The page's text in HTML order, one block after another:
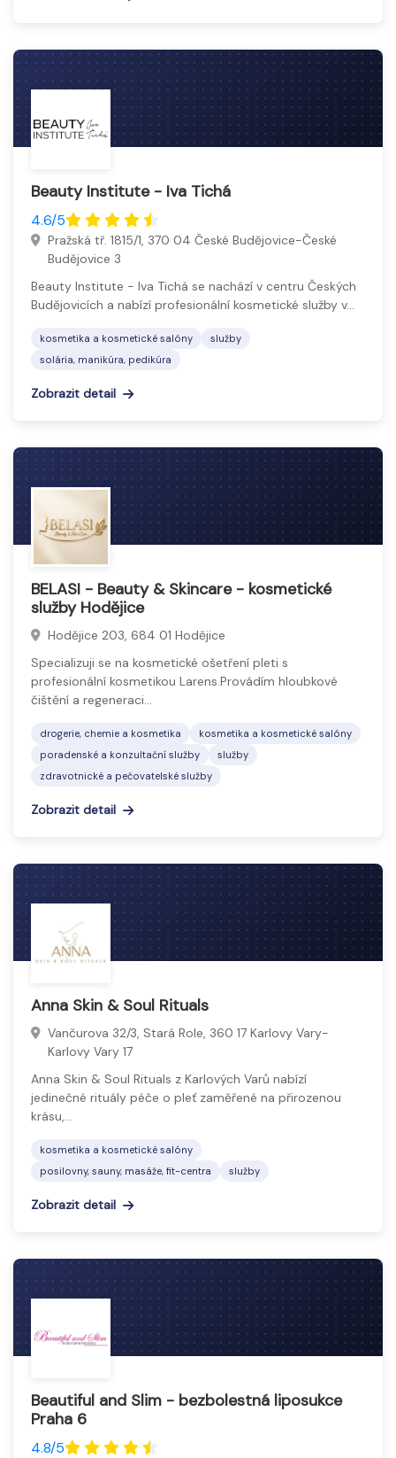
Beauty Institute - Iva Tichá
4.6/5
Pražská tř. 1815/1, 370 04 České Budějovice-České
Budějovice 3
Beauty Institute - Iva Tichá se nachází v centru Českých
Budějovicích a nabízí profesionální kosmetické služby v…
kosmetika a kosmetické salóny
služby
solária, manikúra, pedikúra
Zobrazit detail
BELASI - Beauty & Skincare - kosmetické
služby Hodějice
Hodějice 203, 684 01 Hodějice
Specializuji se na kosmetické ošetření pleti s
profesionální kosmetikou Larens.Provádím hloubkové
čištění a regeneraci…
drogerie, chemie a kosmetika
kosmetika a kosmetické salóny
poradenské a konzultační služby
služby
zdravotnické a pečovatelské služby
Zobrazit detail
Anna Skin & Soul Rituals
Vančurova 32/3, Stará Role, 360 17 Karlovy Vary-
Karlovy Vary 17
Anna Skin & Soul Rituals z Karlových Varů nabízí
jedinečné rituály péče o pleť zaměřené na přirozenou
krásu,…
kosmetika a kosmetické salóny
posilovny, sauny, masáže, fit-centra
služby
Zobrazit detail
Beautiful and Slim - bezbolestná liposukce
Praha 6
4.8/5